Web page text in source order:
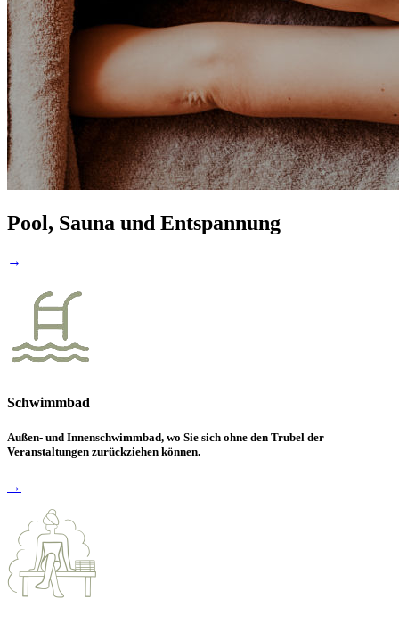
Pool, Sauna und Entspannung
→
Schwimmbad
Außen- und Innenschwimmbad, wo Sie sich ohne den Trubel der
Veranstaltungen zurückziehen können.
→